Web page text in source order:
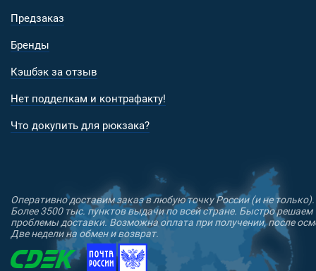
Предзаказ
Бренды
Кэшбэк за отзыв
Нет подделкам и контрафакту!
Что докупить для рюкзака?
Оперативно доставим заказ в любую точку России (и не только).
Более 3500 тыс. пунктов выдачи по всей стране. Быстро решаем
проблемы доставки. Возможна оплата при получении, после
Две недели на обмен и возврат.